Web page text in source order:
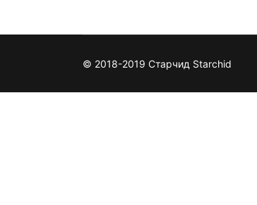
© 2018-2019 Старчид Starchid